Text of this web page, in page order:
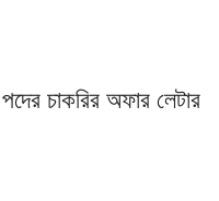
চাকরির অফার লেটার